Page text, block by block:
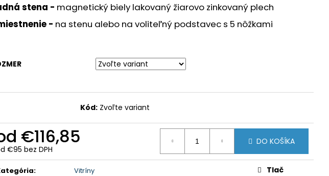
stena - magnetický biely lakovaný žiarovo zinkovaný plech
- na stenu alebo na voliteľný podstavec s 5 nôžkami
Kód: Zvoľte variant
€116,85
€95 bez DPH
DO KOŠÍKA
: Vitríny
Tlač
Nasledujúce